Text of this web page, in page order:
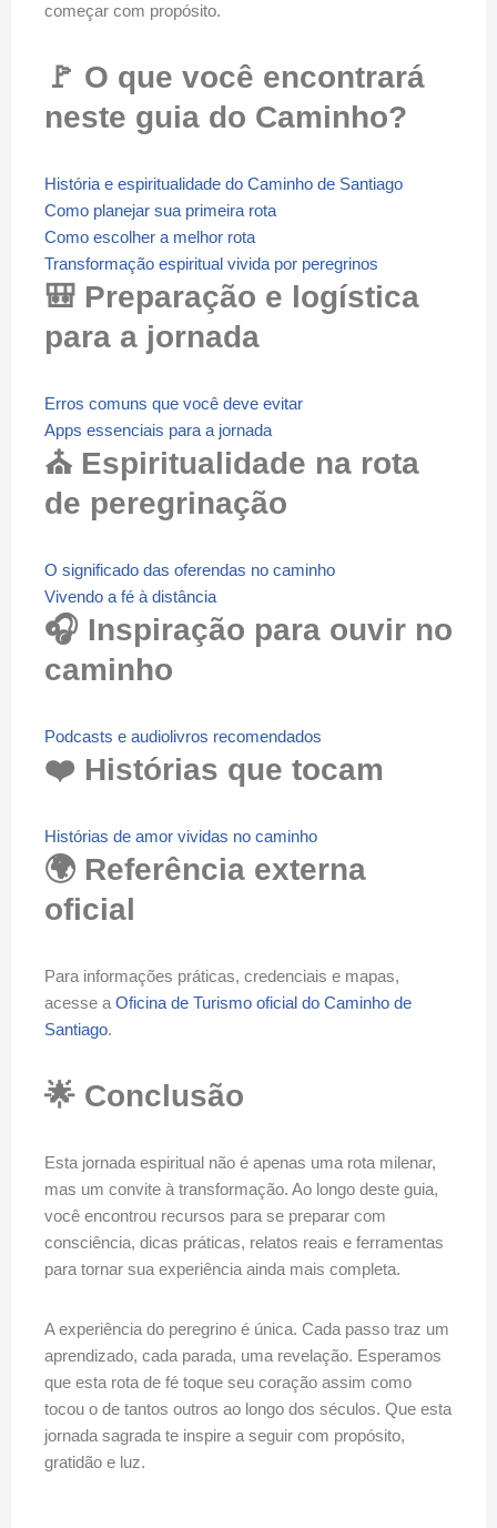
começar com propósito.
🚩 O que você encontrará
neste guia do Caminho?
História e espiritualidade do Caminho de Santiago
Como planejar sua primeira rota
Como escolher a melhor rota
Transformação espiritual vivida por peregrinos
🎒 Preparação e logística
para a jornada
Erros comuns que você deve evitar
Apps essenciais para a jornada
⛪ Espiritualidade na rota
de peregrinação
O significado das oferendas no caminho
Vivendo a fé à distância
🎧 Inspiração para ouvir no
caminho
Podcasts e audiolivros recomendados
❤️ Histórias que tocam
Histórias de amor vividas no caminho
🌍 Referência externa
oficial
Para informações práticas, credenciais e mapas,
acesse a Oficina de Turismo oficial do Caminho de
Santiago.
🌟 Conclusão
Esta jornada espiritual não é apenas uma rota milenar,
mas um convite à transformação. Ao longo deste guia,
você encontrou recursos para se preparar com
consciência, dicas práticas, relatos reais e ferramentas
para tornar sua experiência ainda mais completa.
A experiência do peregrino é única. Cada passo traz um
aprendizado, cada parada, uma revelação. Esperamos
que esta rota de fé toque seu coração assim como
tocou o de tantos outros ao longo dos séculos. Que esta
jornada sagrada te inspire a seguir com propósito,
gratidão e luz.